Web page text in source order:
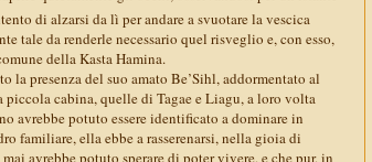
di alzarsi da lì per andare a svuotare la vescica
tale da renderle necessario quel risveglio e, con esso,
della Kasta Hamina.
la presenza del suo amato Be’Sihl, addormentato al
cabina, quelle di Tagae e Liagu, a loro volta
avrebbe potuto essere identificato a dominare in
familiare, ella ebbe a rasserenarsi, nella gioia di
avrebbe potuto sperare di poter vivere, e che pur, in